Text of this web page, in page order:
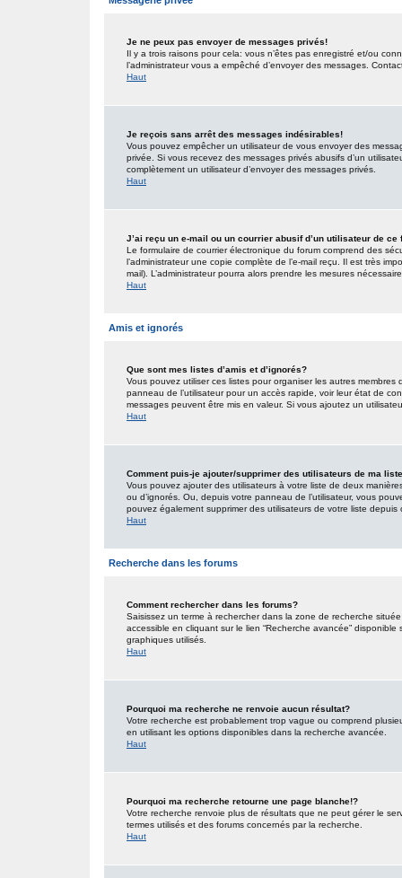
Je ne peux pas envoyer de messages privés!
Il y a trois raisons pour cela: vous n’êtes pas enregistré et/ou
l’administrateur vous a empêché d’envoyer des messages.
Haut
Je reçois sans arrêt des messages indésirables!
Vous pouvez empêcher un utilisateur de vous envoyer des
privée. Si vous recevez des messages privés abusifs d’un
complètement un utilisateur d’envoyer des messages privés.
Haut
J’ai reçu un e-mail ou un courrier abusif d’un utilisateur de ce
Le formulaire de courrier électronique du forum comprend des
l’administrateur une copie complète de l’e-mail reçu. Il est très
mail). L’administrateur pourra alors prendre les mesures
Haut
Amis et ignorés
Que sont mes listes d’amis et d’ignorés?
Vous pouvez utiliser ces listes pour organiser les autres
panneau de l’utilisateur pour un accès rapide, voir leur état de
messages peuvent être mis en valeur. Si vous ajoutez un
Haut
Comment puis-je ajouter/supprimer des utilisateurs de ma
Vous pouvez ajouter des utilisateurs à votre liste de deux
ou d’ignorés. Ou, depuis votre panneau de l’utilisateur, vous
pouvez également supprimer des utilisateurs de votre liste depuis
Haut
Recherche dans les forums
Comment rechercher dans les forums?
Saisissez un terme à rechercher dans la zone de recherche
accessible en cliquant sur le lien “Recherche avancée”
graphiques utilisés.
Haut
Pourquoi ma recherche ne renvoie aucun résultat?
Votre recherche est probablement trop vague ou comprend
en utilisant les options disponibles dans la recherche avancée.
Haut
Pourquoi ma recherche retourne une page blanche!?
Votre recherche renvoie plus de résultats que ne peut gérer le
termes utilisés et des forums concernés par la recherche.
Haut